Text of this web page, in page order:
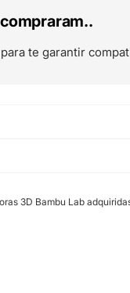
te garantir
3D Bambu Lab